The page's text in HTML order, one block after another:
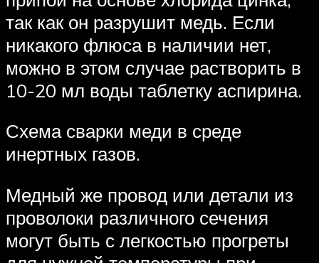
так как он разрушит медь. Если
никакого флюса в наличии нет,
можно в этом случае растворить в
10-20 мл воды таблетку аспирина.
Схема сварки меди в среде
инертных газов.
Медный же провод или детали из
проволоки различного сечения
могут быть с легкостью прогреты